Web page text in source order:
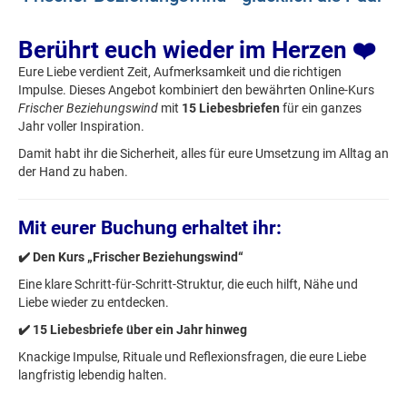
Berührt euch wieder im Herzen ❤️
Eure Liebe verdient Zeit, Aufmerksamkeit und die richtigen
Impulse. Dieses Angebot kombiniert den bewährten Online-Kurs
Frischer Beziehungswind mit 15 Liebesbriefen für ein ganzes
Jahr voller Inspiration.
Damit habt ihr die Sicherheit, alles für eure Umsetzung im Alltag an
der Hand zu haben.
Mit eurer Buchung erhaltet ihr:
✔️ Den Kurs „Frischer Beziehungswind“
Eine klare Schritt-für-Schritt-Struktur, die euch hilft, Nähe und
Liebe wieder zu entdecken.
✔️ 15 Liebesbriefe über ein Jahr hinweg
Knackige Impulse, Rituale und Reflexionsfragen, die eure Liebe
langfristig lebendig halten.